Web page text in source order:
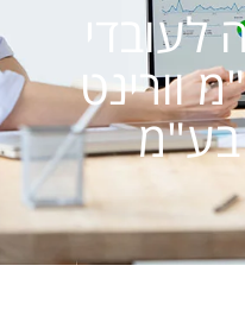
וורינט
בע"מ